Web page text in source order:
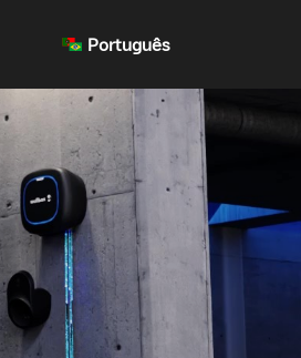
Português